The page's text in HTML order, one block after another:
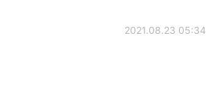
2021.08.23 05:34